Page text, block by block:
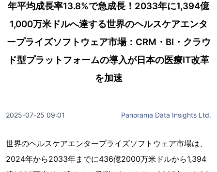
年平均成長率13.8%で急成長！2033年に1,394億
1,000万米ドルへ達する世界のヘルスケアエンタ
ープライズソフトウェア市場：CRM・BI・クラウ
ド型プラットフォームの導入が日本の医療IT改革
を加速
2025-07-25 09:01 Panorama Data Insights Ltd.
世界のヘルスケアエンタープライズソフトウェア市場は、
2024年から2033年までに436億2000万米ドルから1,394